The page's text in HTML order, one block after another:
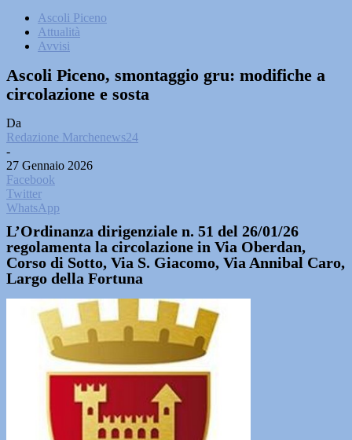
Ascoli Piceno
Attualità
Avvisi
Ascoli Piceno, smontaggio gru: modifiche a
circolazione e sosta
Da
Redazione Marchenews24
-
27 Gennaio 2026
Facebook
Twitter
WhatsApp
L’Ordinanza dirigenziale n. 51 del 26/01/26
regolamenta la circolazione in Via Oberdan,
Corso di Sotto, Via S. Giacomo, Via Annibal Caro,
Largo della Fortuna